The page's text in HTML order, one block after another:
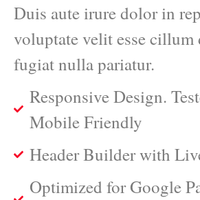
Duis aute irure dolor in
voluptate velit esse cillum
fugiat nulla pariatur.
Responsive Design.
Mobile Friendly
Header Builder with
Optimized for Google